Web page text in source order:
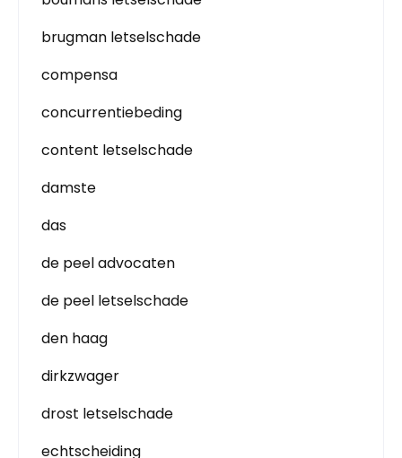
brugman letselschade
compensa
concurrentiebeding
content letselschade
damste
das
de peel advocaten
de peel letselschade
den haag
dirkzwager
drost letselschade
echtscheiding